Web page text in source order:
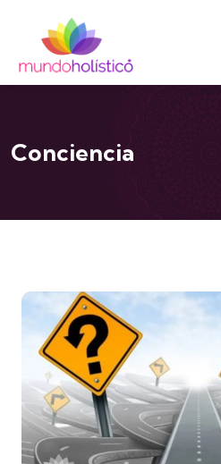
Conciencia